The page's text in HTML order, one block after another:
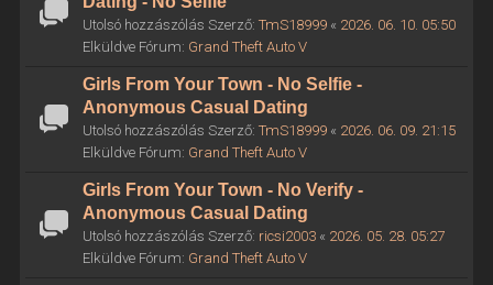
Utolsó hozzászólás Szerző: TmS18999« 2026. 06. 10. 05:50
Elküldve Fórum: Grand Theft Auto V
Girls From Your Town - No Selfie -
Anonymous Casual Dating
Utolsó hozzászólás Szerző: TmS18999« 2026. 06. 09. 21:15
Elküldve Fórum: Grand Theft Auto V
Girls From Your Town - No Verify -
Anonymous Casual Dating
Utolsó hozzászólás Szerző: ricsi2003« 2026. 05. 28. 05:27
Elküldve Fórum: Grand Theft Auto V